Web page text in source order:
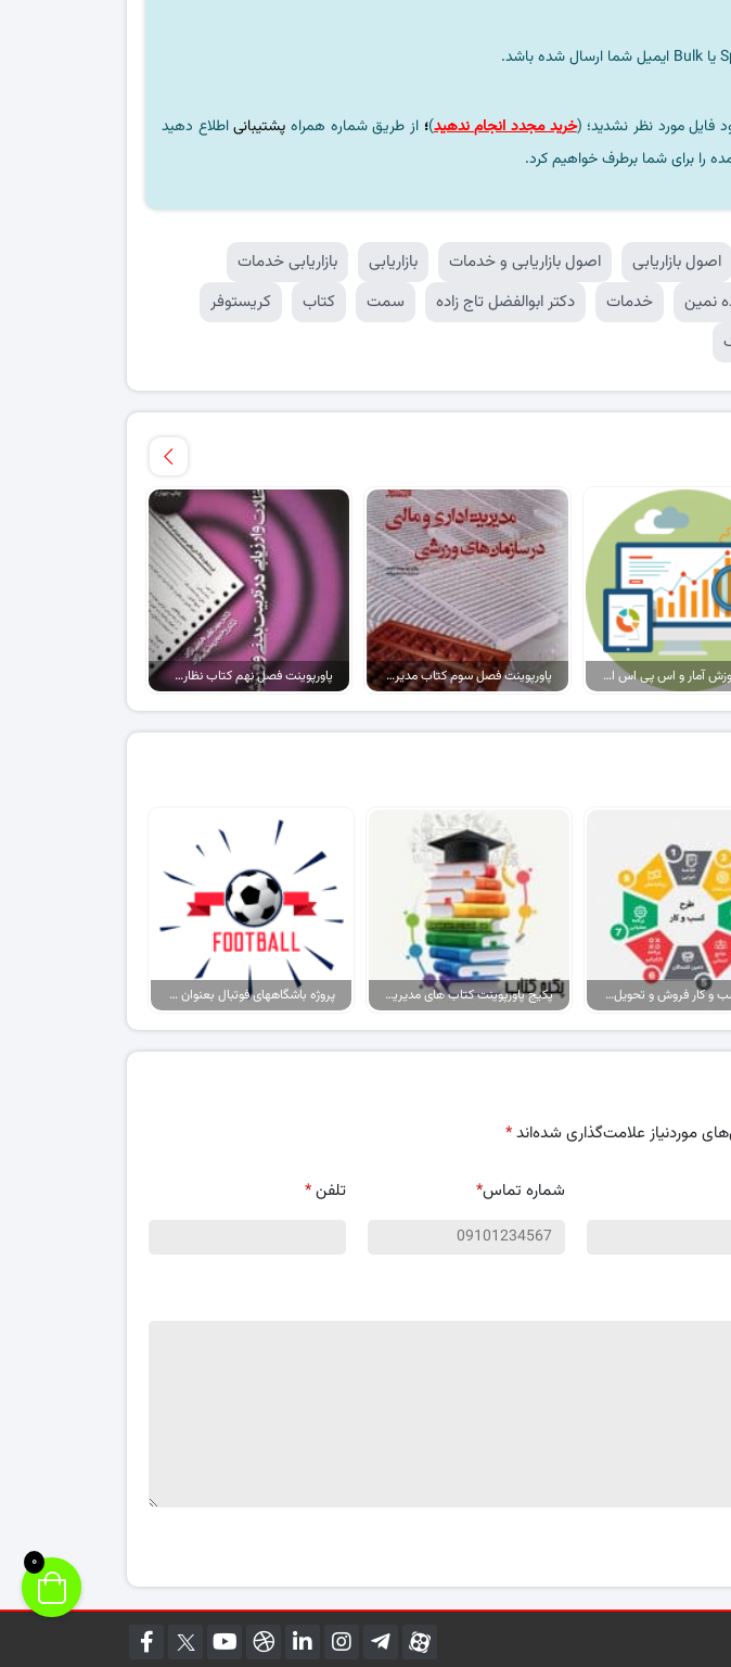
فایل مورد نظر نشدید؛ (خرید مجدد انجام ندهید)؛ از طریق شماره همراه پشتیبانیاطلاع دهید
را برای شما برطرف خواهیم کرد.
اصول بازاریابی اصول بازاریابی و خدمات بازاریابی
بازاریابی خدمات
نمین خدمات دکتر ابوالفضل تاج زاده سمت کتاب
کریستوفر
پکیج آموزش آمار و اس پی اس اس (spss) در علوم مختلف پاورپوینت فصل سوم کتاب مدیریت مالی و اداری در سازمان های ورزشی پاورپوینت فصل نهم کتاب نظارت و ارزیابی در تربیت بدنی و ورزش
طرح کسب و کار فروش و تحویل پیتزا در ایران پکیج پاورپوینت کتاب های مدیریت ورزشی پروژه باشگاههای فوتبال بعنوان برند، حامیان آنها بعنوان مصرف کننده
موردنیاز علامت‌گذاری شده‌اند*
شماره تماس* تلفن*
0